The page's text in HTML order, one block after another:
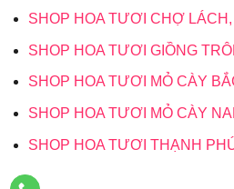
SHOP HOA TƯƠI CHỢ
SHOP HOA TƯƠI GIỒNG
SHOP HOA TƯƠI MỎ CÀY
SHOP HOA TƯƠI MỎ CÀY
SHOP HOA TƯƠI THẠNH